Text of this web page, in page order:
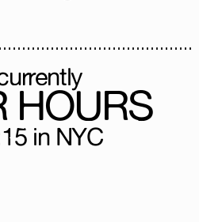
HOURS
in NYC